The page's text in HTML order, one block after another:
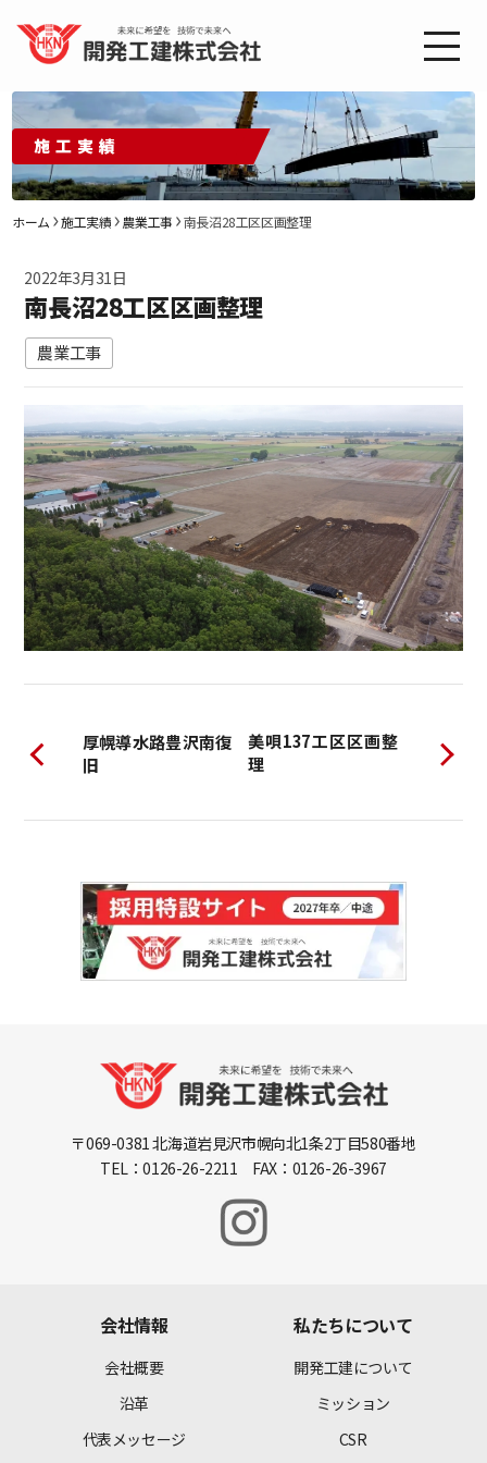
施工実績
ホーム 施工実績 農業工事 南長沼28工区区画整理
2022年3月31日
南長沼28工区区画整理
農業工事
厚幌導水路豊沢南復
旧
美唄137工区区画整
理
〒069-0381 北海道岩見沢市幌向北1条2丁目580番地
TEL：0126-26-2211 FAX：0126-26-3967
会社情報
会社概要
沿革
代表メッセージ
私たちについて
開発工建について
ミッション
CSR